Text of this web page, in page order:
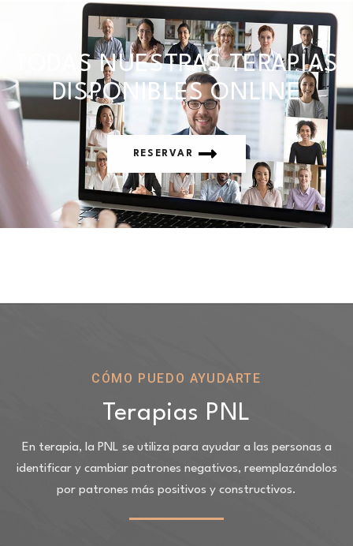
TODAS NUESTRAS TERAPIAS
DISPONIBLES ONLINE
RESERVAR
CÓMO PUEDO AYUDARTE
Terapias PNL
En terapia, la PNL se utiliza para ayudar a las personas a
identificar y cambiar patrones negativos, reemplazándolos
por patrones más positivos y constructivos.